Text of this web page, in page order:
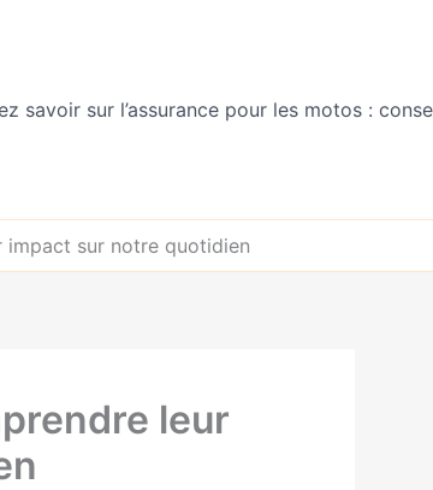
savoir sur l’assurance pour les motos :
impact sur notre quotidien
leur